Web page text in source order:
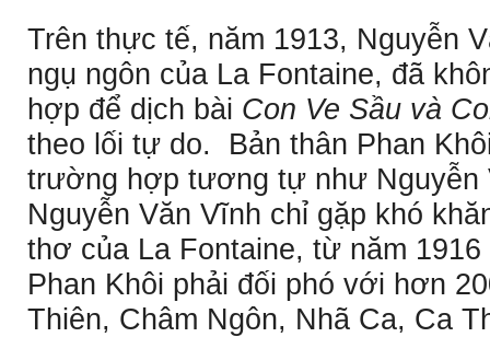
Trên thực tế, năm 1913, Nguyễn
ngụ ngôn của La Fontaine, đã
hợp để dịch bài Con Ve Sầu và
theo lối tự do. Bản thân Phan
trường hợp tương tự như Nguyễn
Nguyễn Văn Vĩnh chỉ gặp khó
thơ của La Fontaine, từ năm
Phan Khôi phải đối phó với hơn
Thiên, Châm Ngôn, Nhã Ca, Ca